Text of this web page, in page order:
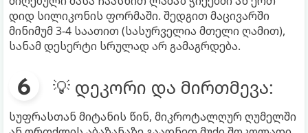
დიდ სილიკონის ფორმაში. შედგით მაცივარში
მინიმუმ 3-4 საათით (სასურველია მთელი ღამით),
სანამ დესერტი სრულად არ გამაგრდება.
💡 დეკორი და მირთმევა:
სუფრასთან მიტანის წინ, მიკროტალღურ ღუმელში